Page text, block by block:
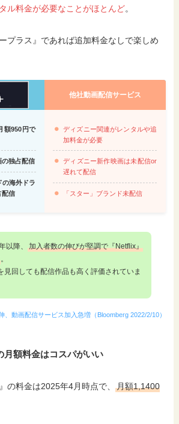
ル料金が必要なことがほとんど。
プラス』であれば追加料金なしで楽しめ
他社動画配信サービス
額950円で
独占配信
の海外ドラ
配信
ディズニー関連がレンタルや追
加料金が必要
ディズニー新作映画は未配信or
遅れて配信
「スター」ブランド未配信
以降、
加入者数の伸びが堅調で『Netflix』
。
見回しても配信作品も高く評価されていま
、動画配信サービス加入急増（Bloomberg 2022/2/10）
月額料金はコスパがいい
の料金は2025年4月時点で、月額1,1400